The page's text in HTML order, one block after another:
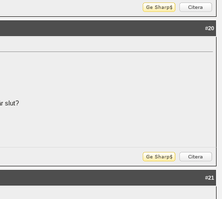
#20
slut?
#21